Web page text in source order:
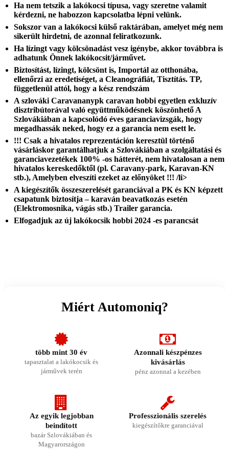
Ha nem tetszik a lakókocsi típusa, vagy szeretne valamit
kérdezni, ne habozzon kapcsolatba lépni velünk.
Sokszor van a lakókocsi külső raktárában, amelyet még nem
sikerült hirdetni, de azonnal feliratkozunk.
Ha lízingt vagy kölcsönadást vesz igénybe, akkor továbbra is
adhatunk Önnek lakókocsit/járművet.
Biztosítást, lízingt, kölcsönt is,Importál az otthonába,
ellenőrzi az eredetiséget, a Cleanográfiát, Tisztítás. TP,
függetlenül attól, hogy a kész rendszám
A szlováki Caravananypk caravan hobbi egyetlen exkluzív
disztribútorával való együttműködésnek köszönhető A
Szlovákiában a kapcsolódó éves garanciavizsgák, hogy
megadhassák neked, hogy ez a garancia nem esett le.
!!! Csak a hivatalos reprezentáción keresztül történő
vásárláskor garantálhatjuk a Szlovákiában a szolgáltatási és
garanciavezetékek 100% -os hátterét, nem hivatalosan a nem
hivatalos kereskedőktől (pl. Caravany-park, Karavan-KN
stb.), Amelyben elveszíti ezeket az előnyöket !!! /li>
A kiegészítők összeszerelését garanciával a PK és KN képzett
csapatunk biztosítja – karaván beavatkozás esetén
(Elektromosnika, vágás stb.) Trailer garancia.
Elfogadjuk az új lakókocsik hobbi 2024 -es parancsát
Miért Automoniq?
több mint 30 év
tapasztalat a lakókocsik és
járművek terén
Azonnali készpénzes
kivásárlás
pénz azonnal a kezében
Az egyik legjobban
beindított
bazár Szlovákiában és
Magyarországon
Professzionális szerelés
kiegészítőkre garanciával